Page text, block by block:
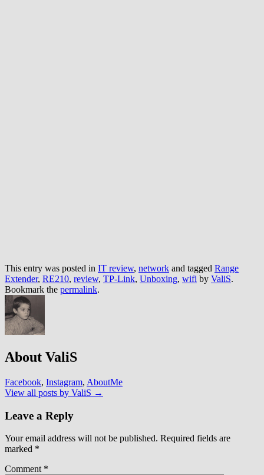
This entry was posted in IT review, network and tagged Range
Extender, RE210, review, TP-Link, Unboxing, wifi by ValiS.
Bookmark the permalink.
About ValiS
Facebook, Instagram, AboutMe
View all posts by ValiS →
Leave a Reply
Your email address will not be published. Required fields are
marked *
Comment *